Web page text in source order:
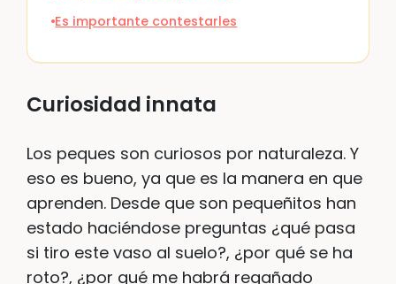
Es importante contestarles
Curiosidad innata
Los peques son curiosos por naturaleza. Y
eso es bueno, ya que es la manera en que
aprenden. Desde que son pequeñitos han
estado haciéndose preguntas ¿qué pasa
si tiro este vaso al suelo?, ¿por qué se ha
roto?, ¿por qué me habrá regañado